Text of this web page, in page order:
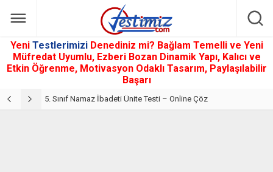
Yeni Testlerimizi Denediniz mi? Bağlam Temelli ve Yeni
Müfredat Uyumlu, Ezberi Bozan Dinamik Yapı, Kalıcı ve
Etkin Öğrenme, Motivasyon Odaklı Tasarım, Paylaşılabilir
Başarı
5. Sınıf Namaz İbadeti Ünite Testi – Online Çöz